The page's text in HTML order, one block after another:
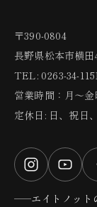
〒390-0804
長野県松本市横
TEL: 0263-34-
営業時間：月〜
定休日: 日、祝日
エイトノット